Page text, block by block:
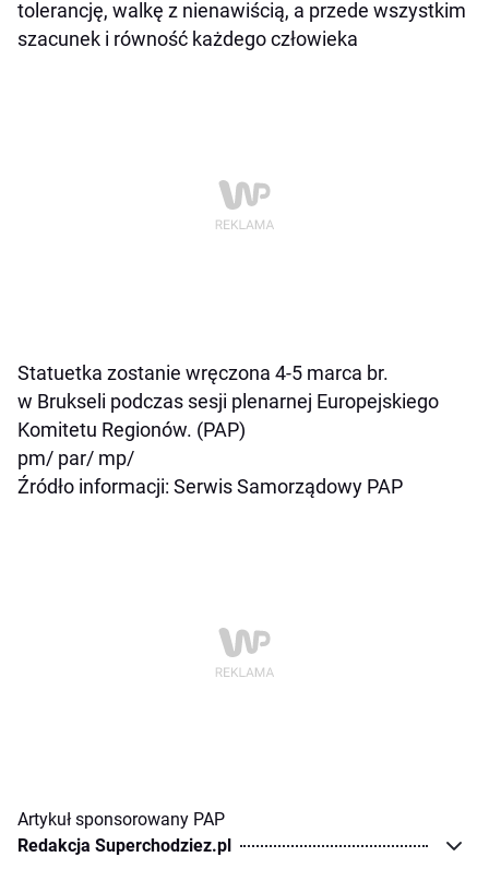
tolerancję, walkę z nienawiścią, a przede wszystkim
szacunek i równość każdego człowieka
Statuetka zostanie wręczona 4-5 marca br.
w Brukseli podczas sesji plenarnej Europejskiego
Komitetu Regionów. (PAP)
pm/ par/ mp/
Źródło informacji: Serwis Samorządowy PAP
Artykuł sponsorowany PAP
Redakcja Superchodziez.pl